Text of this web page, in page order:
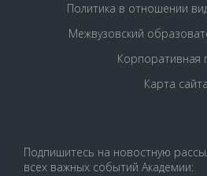
Политика в отношении
Межвузовский
Корпоративная
Карта сайта
Подпишитесь на новостную
всех важных событий Академии: